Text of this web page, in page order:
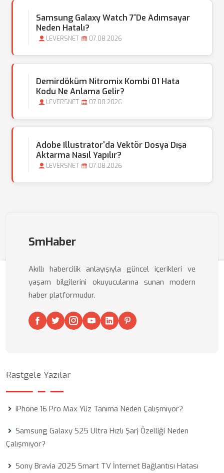
Samsung Galaxy Watch 7'de Adımsayar
Neden Hatalı?
LEVERSNET 07.08.2026
Demirdöküm Nitromix Kombi 01 Hata
Kodu Ne Anlama Gelir?
LEVERSNET 07.08.2026
Adobe Illustrator'da Vektör Dosya Dışa
Aktarma Nasıl Yapılır?
LEVERSNET 07.08.2026
SmHaber
Akıllı habercilik anlayışıyla güncel içerikleri ve
yaşam bilgilerini okuyucularına sunan modern
haber platformudur.
Rastgele Yazılar
iPhone 16 Pro Max Yüz Tanıma Neden Çalışmıyor?
Samsung Galaxy S25 Ultra Hızlı Şarj Özelliği Neden
Çalışmıyor?
Sony Bravia 2025 Smart TV İnternet Bağlantısı Hatası